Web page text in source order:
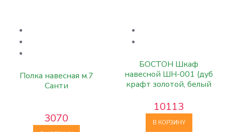
Полка навесная м.7
Санти
3070
БОСТОН Шкаф
навесной ШН-001 (дуб
крафт золотой, белый
10113
В КОРЗИНУ